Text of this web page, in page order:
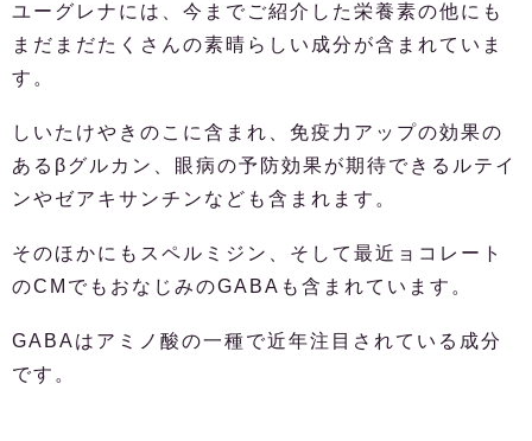
ユーグレナには、今までご紹介した栄養素の他にも
まだまだたくさんの素晴らしい成分が含まれていま
す。
しいたけやきのこに含まれ、免疫力アップの効果の
あるβグルカン、眼病の予防効果が期待できるルテイ
ンやゼアキサンチンなども含まれます。
そのほかにもスペルミジン、そして最近ョコレート
のCMでもおなじみのGABAも含まれています。
GABAはアミノ酸の一種で近年注目されている成分
です。